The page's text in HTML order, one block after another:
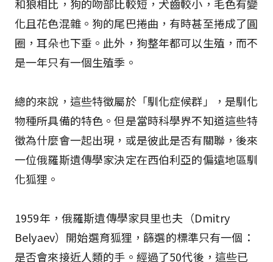
和狼相比，狗的吻部比較短，犬齒較小，毛色有變
化且花色混雜。狗的尾巴捲曲，有時甚至捲成了圓
圈，耳朵也下垂。此外，狗整年都可以生殖，而不
是一年只有一個生殖季。
總的來說，這些特徵屬於「馴化症候群」，是馴化
物種所具備的特色。但是當時科學界不知道這些特
徵為什麼會一起出現，或是彼此是否有關聯，後來
一位俄羅斯遺傳學家決定在西伯利亞的偏遠地區馴
化狐狸。
1959年，俄羅斯遺傳學家貝里也夫（Dmitry
Belyaev）開始選育狐狸，篩選的標準只有一個：
是否會來接近人類的手。經過了50代後，這些已